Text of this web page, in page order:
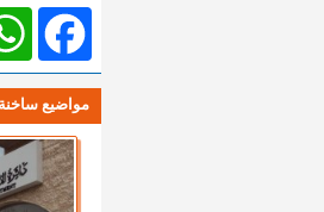
Facebook
مواضيع